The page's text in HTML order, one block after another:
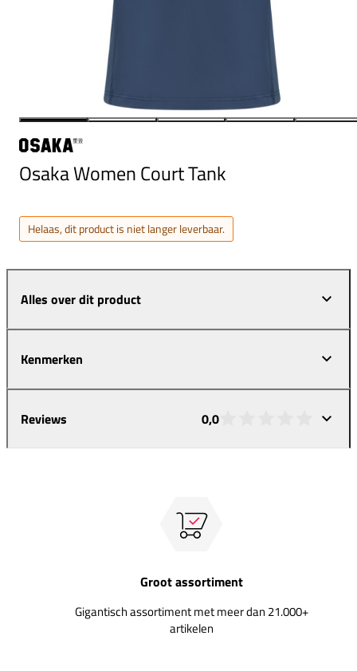
Osaka Women Court Tank
Helaas, dit product is niet langer leverbaar.
Alles over dit product
Kenmerken
Reviews 0,0
Groot assortiment
Gigantisch assortiment met meer dan 21.000+
artikelen